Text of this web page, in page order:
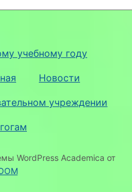
учебному году
Новости
учреждении
WordPress Academica от